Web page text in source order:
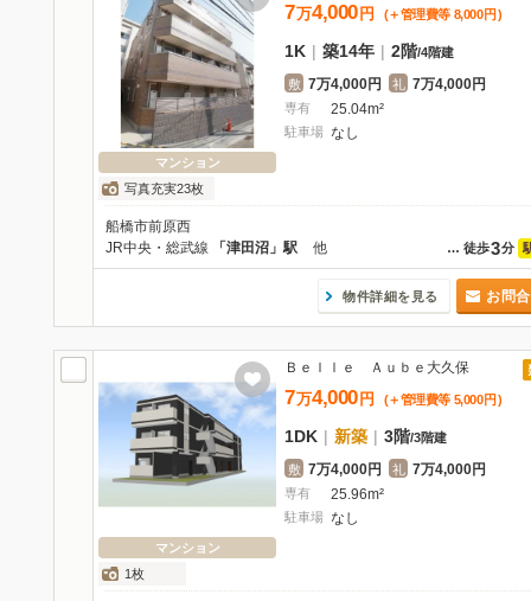
マンション
写真充実23枚
7万4,000 円 (＋管理費等 8,000 円 )
1K | 築14年 | 2階/4階建
敷 7万4,000円 礼 7万4,000円
専有 25.04m²
駐車場 なし
船橋市前原西
… 徒歩3分
JR中央・総武線 「津田沼」駅 他
物件詳細を見る お問
マンション
1枚
Ｂｅｌｌｅ Ａｕｂｅ大久保
7万4,000 円 (＋管理費等 5,000 円 )
1DK | 新築 | 3階/3階建
敷 7万4,000円 礼 7万4,000円
専有 25.96m²
駐車場 なし